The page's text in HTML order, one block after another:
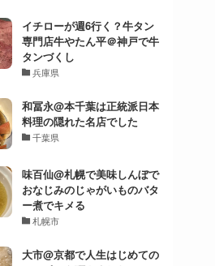
イチローが週6行く？牛タン
専門店牛やたん平＠神戸で牛
タンづくし
兵庫県
和冨永@本千葉は正統派日本
料理の隠れた名店でした
千葉県
味百仙@札幌で美味しんぼで
おなじみのじゃがいものバタ
ー煮でキメる
札幌市
大市@京都で人生はじめての